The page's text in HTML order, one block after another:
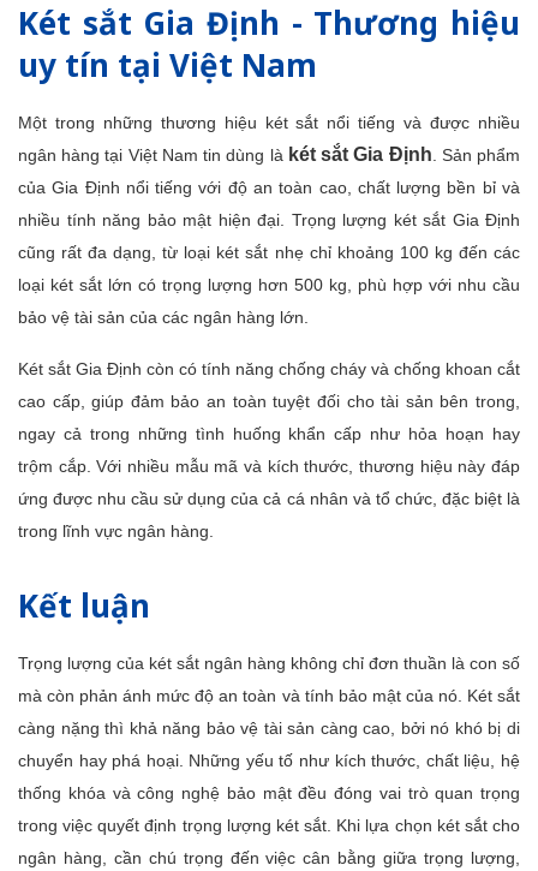
Két sắt Gia Định - Thương hiệu
uy tín tại Việt Nam
Một trong những thương hiệu két sắt nổi tiếng và được nhiều
ngân hàng tại Việt Nam tin dùng là két sắt Gia Định . Sản phẩm
của Gia Định nổi tiếng với độ an toàn cao, chất lượng bền bỉ và
nhiều tính năng bảo mật hiện đại. Trọng lượng két sắt Gia Định
cũng rất đa dạng, từ loại két sắt nhẹ chỉ khoảng 100 kg đến các
loại két sắt lớn có trọng lượng hơn 500 kg, phù hợp với nhu cầu
bảo vệ tài sản của các ngân hàng lớn.
Két sắt Gia Định còn có tính năng chống cháy và chống khoan cắt
cao cấp, giúp đảm bảo an toàn tuyệt đối cho tài sản bên trong,
ngay cả trong những tình huống khẩn cấp như hỏa hoạn hay
trộm cắp. Với nhiều mẫu mã và kích thước, thương hiệu này đáp
ứng được nhu cầu sử dụng của cả cá nhân và tổ chức, đặc biệt là
trong lĩnh vực ngân hàng.
Kết luận
Trọng lượng của két sắt ngân hàng không chỉ đơn thuần là con số
mà còn phản ánh mức độ an toàn và tính bảo mật của nó. Két sắt
càng nặng thì khả năng bảo vệ tài sản càng cao, bởi nó khó bị di
chuyển hay phá hoại. Những yếu tố như kích thước, chất liệu, hệ
thống khóa và công nghệ bảo mật đều đóng vai trò quan trọng
trong việc quyết định trọng lượng két sắt. Khi lựa chọn két sắt cho
ngân hàng, cần chú trọng đến việc cân bằng giữa trọng lượng,